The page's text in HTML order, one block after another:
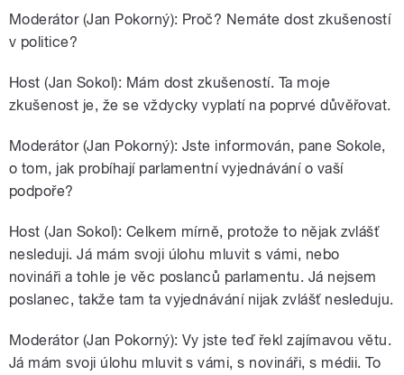
Moderátor (Jan Pokorný): Proč? Nemáte dost zkušeností
v politice?
Host (Jan Sokol): Mám dost zkušeností. Ta moje
zkušenost je, že se vždycky vyplatí na poprvé důvěřovat.
Moderátor (Jan Pokorný): Jste informován, pane Sokole,
o tom, jak probíhají parlamentní vyjednávání o vaší
podpoře?
Host (Jan Sokol): Celkem mírně, protože to nějak zvlášť
nesleduji. Já mám svoji úlohu mluvit s vámi, nebo
novináři a tohle je věc poslanců parlamentu. Já nejsem
poslanec, takže tam ta vyjednávání nijak zvlášť nesleduju.
Moderátor (Jan Pokorný): Vy jste teď řekl zajímavou větu.
Já mám svoji úlohu mluvit s vámi, s novináři, s médii. To